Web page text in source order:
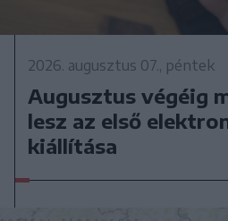
2026. augusztus 07., péntek
Augusztus végéig
lesz az első
kiállítása